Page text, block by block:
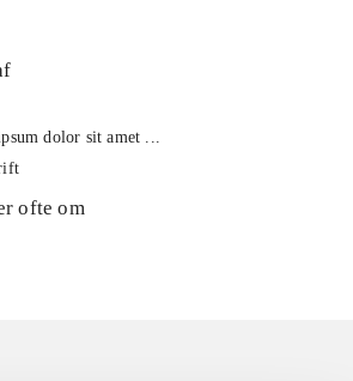
dolor sit amet ...
ofte om